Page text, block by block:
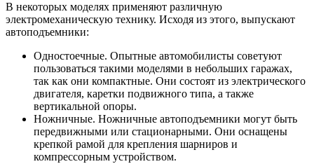
В некоторых моделях применяют различную
электромеханическую технику. Исходя из этого, выпускают
автоподъемники:
Одностоечные. Опытные автомобилисты советуют
пользоваться такими моделями в небольших гаражах,
так как они компактные. Они состоят из электрического
двигателя, каретки подвижного типа, а также
вертикальной опоры.
Ножничные. Ножничные автоподъемники могут быть
передвижными или стационарными. Они оснащены
крепкой рамой для крепления шарниров и
компрессорным устройством.